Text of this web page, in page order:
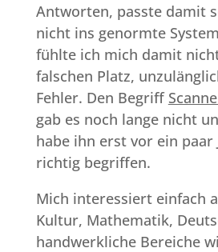
Antworten, passte damit
nicht ins genormte
fühlte ich mich damit
falschen Platz,
Fehler. Den Begriff
gab es noch lange nicht
habe ihn erst vor ein paar
richtig begriffen.
Mich interessiert einfach
Kultur, Mathematik,
handwerkliche Bereiche